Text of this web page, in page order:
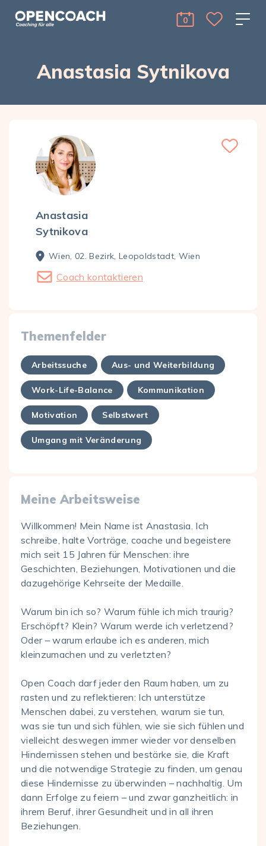
Open Coach
0
Anastasia Sytnikova
Anastasia
Sytnikova
Wien, 02. Bezirk, Leopoldstadt, Wien
Coach kontaktieren
Themenfelder
Arbeitssuche Aus- und Weiterbildung
Work-Life-Balance Kommunikation
Motivation Selbstwert
Umgang mit Veränderung
Meine Arbeitsweise
Willkommen! Mein Name ist Anastasia. Ich
schreibe, halte Vorträge, coache und begeistere
mich seit 15 Jahren für Menschen: ihre
Geschichten, Beziehungen, Motivationen und die
dazugehörige Kehrseite der Medaille.
Warum bin ich so? Warum fühle ich mich traurig?
Erschöpft? Klein? Warum werde ich verletzend?
Oder – warum erlaube ich es anderen, mich
kleinzumachen und zu verletzten?
Open Coach darf jeder den Raum haben, um zu
rasten und zu reflektieren: Ich unterstütze
Menschen dabei, zu verstehen, warum sie tun,
was sie tun und sich fühlen, wie sie sich fühlen und
vielleicht deswegen immer wieder vor denselben
Hindernissen stehen und bestärke sie, die Kraft
und die notwendige Strategie zu finden, um genau
diese Hindernisse zu überwinden – nachhaltig. Um
dann Erfolge zu feiern – und zwar ganzheitlich: in
ihrem Beruf, ihrer Gesundheit und in all ihren
Beziehungen.